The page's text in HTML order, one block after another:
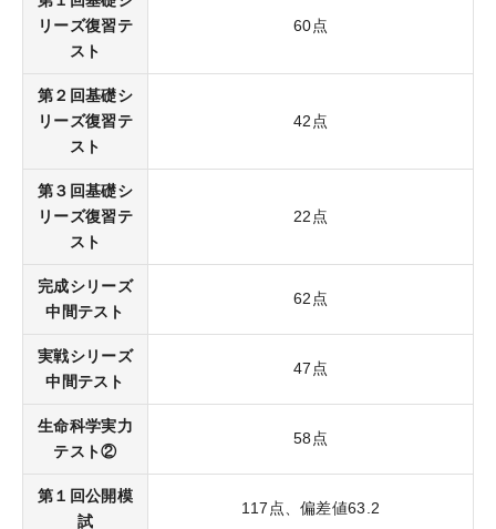
KALSを知る
資料請求／
デジタルパンフレット
講義サンプル動画
講師紹介
校舎ポータルサイト
お知らせ
よくある質問
お問い合わせ
リーズ復習テ
スト
60点
第２回基礎シ
リーズ復習テ
スト
42点
第３回基礎シ
リーズ復習テ
スト
22点
完成シリーズ
中間テスト
62点
実戦シリーズ
中間テスト
47点
生命科学実力
テスト②
58点
第１回公開模
試
117点、偏差値63.2